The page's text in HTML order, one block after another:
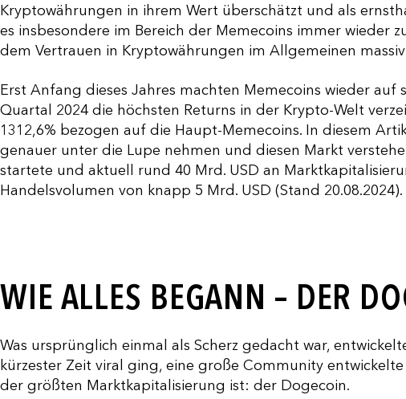
Kryptowährungen in ihrem Wert überschätzt und als
es insbesondere im Bereich der Memecoins immer wieder
dem Vertrauen in Kryptowährungen im Allgemeinen
Erst Anfang dieses Jahres machten Memecoins wieder auf
Quartal 2024 die höchsten Returns in der Krypto-Welt
1312,6% bezogen auf die Haupt-Memecoins. In diesem
genauer unter die Lupe nehmen und diesen Markt
startete und aktuell rund 40 Mrd. USD an
Handelsvolumen von knapp 5 Mrd. USD (Stand 20.08.2024).
WIE ALLES BEGANN – DER
Was ursprünglich einmal als Scherz gedacht war,
kürzester Zeit viral ging, eine große Community
der größten Marktkapitalisierung ist: der Dogecoin.